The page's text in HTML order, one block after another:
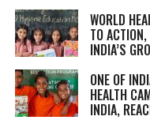
WORLD
TO
INDIA’S
ONE OF
HEALTH
INDIA,